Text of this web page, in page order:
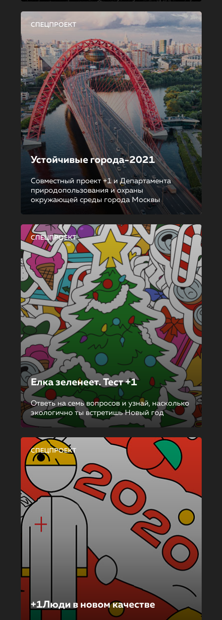
СПЕЦПРОЕКТ
Устойчивые города-2021
Совместный проект +1 и Департамента
природопользования и охраны
окружающей среды города Москвы
СПЕЦПРОЕКТ
Елка зеленеет. Тест +1
Ответь на семь вопросов и узнай, насколько
экологично ты встретишь Новый год
СПЕЦПРОЕКТ
+1Люди в новом качестве